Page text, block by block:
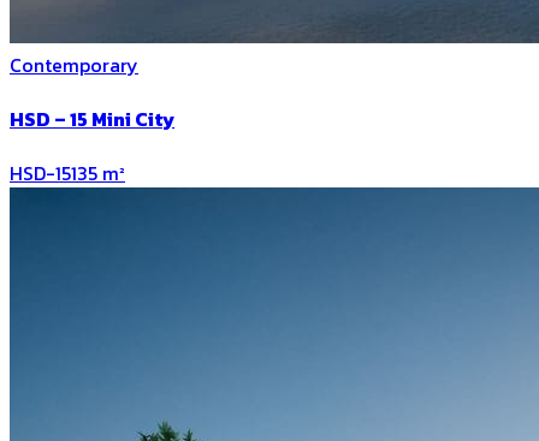
Contemporary
HSD – 15 Mini City
HSD-15135 m²